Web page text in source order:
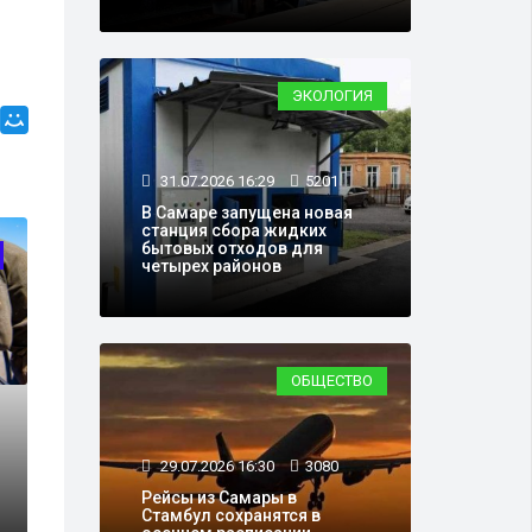
ТРАНСПОРТ
ведётся
01.03.2022 14:26
Самарская
ЭКОЛОГИЯ
31.07.2026 16:29 5201
В Самаре запущена новая
станция сбора жидких
бытовых отходов для
четырех районов
ОБЩЕСТВО
29.07.2026 16:30 3080
Рейсы из Самары в
Стамбул сохранятся в